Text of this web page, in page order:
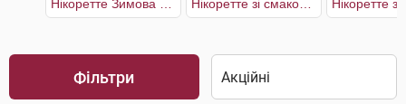
Фільтри